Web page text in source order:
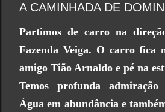
A CAMINHADA DE
Partimos de carro na
Fazenda Veiga. O carro fica
amigo Tião Arnaldo e pé na
Temos profunda
Água em abundância e